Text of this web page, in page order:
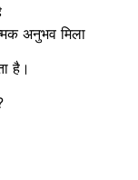
अनुभव मिला
है।